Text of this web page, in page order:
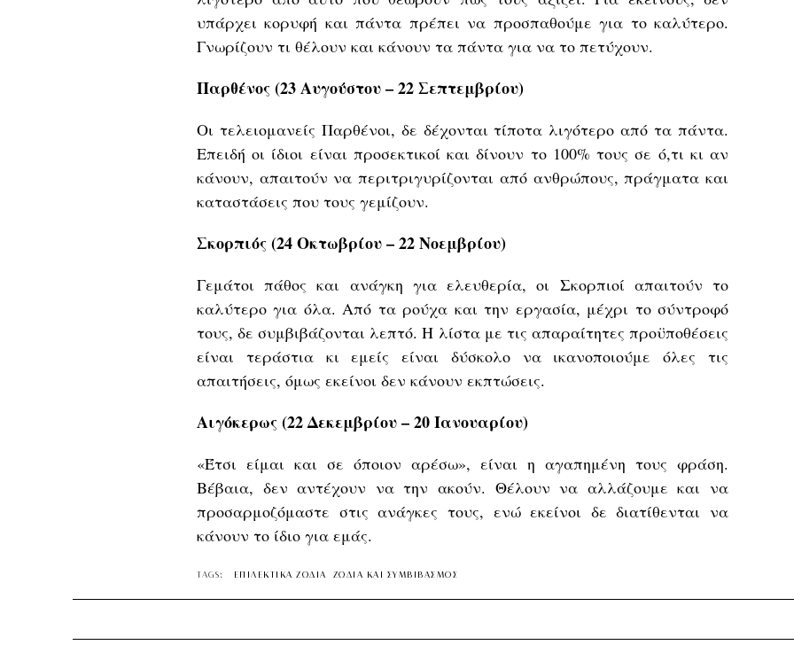
υπάρχει κορυφή και πάντα πρέπει να προσπαθούμε για το καλύτερο.
Γνωρίζουν τι θέλουν και κάνουν τα πάντα για να το πετύχουν.
Παρθένος (23 Αυγούστου – 22 Σεπτεμβρίου)
Οι τελειομανείς Παρθένοι, δε δέχονται τίποτα λιγότερο από τα πάντα.
Επειδή οι ίδιοι είναι προσεκτικοί και δίνουν το 100% τους σε ό,τι κι αν
κάνουν, απαιτούν να περιτριγυρίζονται από ανθρώπους, πράγματα και
καταστάσεις που τους γεμίζουν.
Σκορπιός (24 Οκτωβρίου – 22 Νοεμβρίου)
Γεμάτοι πάθος και ανάγκη για ελευθερία, οι Σκορπιοί απαιτούν το
καλύτερο για όλα. Από τα ρούχα και την εργασία, μέχρι το σύντροφό
τους, δε συμβιβάζονται λεπτό. Η λίστα με τις απαραίτητες προϋποθέσεις
είναι τεράστια κι εμείς είναι δύσκολο να ικανοποιούμε όλες τις
απαιτήσεις, όμως εκείνοι δεν κάνουν εκπτώσεις.
Αιγόκερως (22 Δεκεμβρίου – 20 Ιανουαρίου)
«Έτσι είμαι και σε όποιον αρέσω», είναι η αγαπημένη τους φράση.
Βέβαια, δεν αντέχουν να την ακούν. Θέλουν να αλλάζουμε και να
προσαρμοζόμαστε στις ανάγκες τους, ενώ εκείνοι δε διατίθενται να
κάνουν το ίδιο για εμάς.
TAGS: ΕΠΙΛΕΚΤΙΚΑ ΖΩΔΙΑ ΖΩΔΙΑ ΚΑΙ ΣΥΜΒΙΒΑΣΜΟΣ